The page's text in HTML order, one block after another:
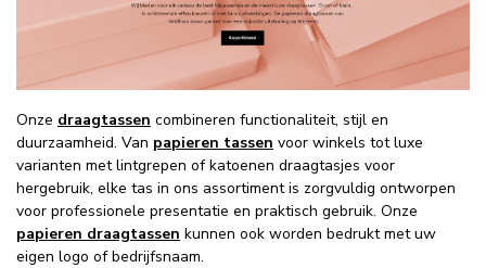
Onze draagtassen combineren functionaliteit, stijl en
duurzaamheid. Van papieren tassen voor winkels tot luxe
varianten met lintgrepen of katoenen draagtasjes voor
hergebruik, elke tas in ons assortiment is zorgvuldig ontworpen
voor professionele presentatie en praktisch gebruik. Onze
papieren draagtassen kunnen ook worden bedrukt met uw
eigen logo of bedrijfsnaam.